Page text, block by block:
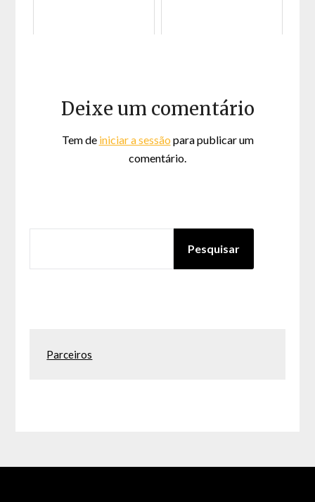
Deixe um comentário
Tem de iniciar a sessão para publicar um
comentário.
Pesquisar
Parceiros